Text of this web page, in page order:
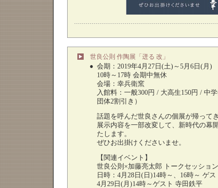
世良公則 作陶展「迸る 改」
● 会期：2019年4月27日(土)～5月6日(月)
10時～17時 会期中無休
会場：幸兵衛窯
入館料：一般300円 / 大高生150円 / 中
団体2割引き）
話題を呼んだ世良さんの個展が帰って
展示内容を一部改変して、新時代の幕
たします。
ぜひお出掛けくださいませ。
【関連イベント】
世良公則×加藤亮太郎 トークセッション
日時：4月28日(日)14時～、16時～ ゲ
4月29日(月)14時～ゲスト 寺田鉄平